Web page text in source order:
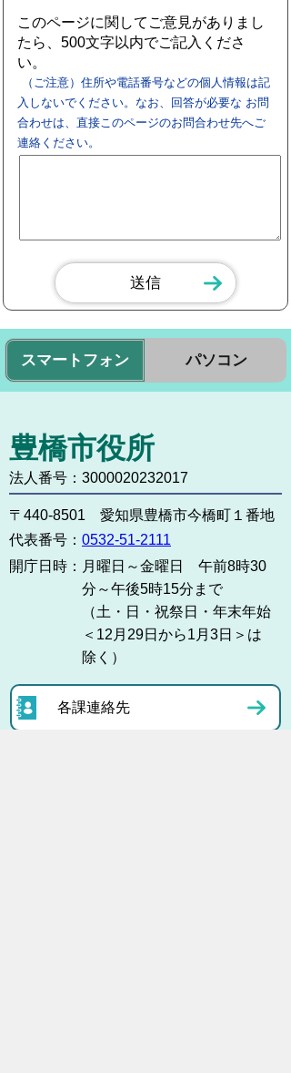
このページに関してご意見がありまし
たら、500文字以内でご記入くださ
い。
（ご注意）住所や電話番号などの個人情報は記
入しないでください。なお、回答が必要な お問
合わせは、直接このページのお問合わせ先へご
連絡ください。
スマートフォン パソコン
豊橋市役所
法人番号：3000020232017
〒440-8501 愛知県豊橋市今橋町１番地
代表番号： 0532-51-2111
開庁日時： 月曜日～金曜日 午前8時30
分～午後5時15分まで
（土・日・祝祭日・年末年始
＜12月29日から1月3日＞は
除く）
各課連絡先